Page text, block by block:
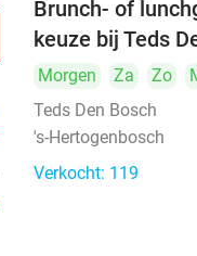
Brunch- of
keuze bij Teds
Morgen Za Zo
Teds Den Bosch
's-Hertogenbosch
Verkocht: 119